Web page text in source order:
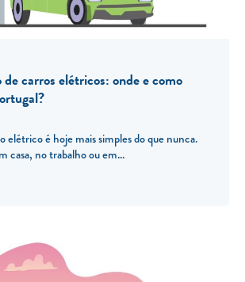
carros elétricos: onde e como
elétrico é hoje mais simples do que nunca.
casa, no trabalho ou em...